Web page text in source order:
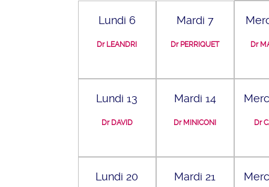
Lundi 6
Dr LEANDRI
Mardi 7
Dr PERRIQUET Dr
Lundi 13
Dr DAVID
Mardi 14
Dr MINICONI Dr
Lundi 20 Mardi 21